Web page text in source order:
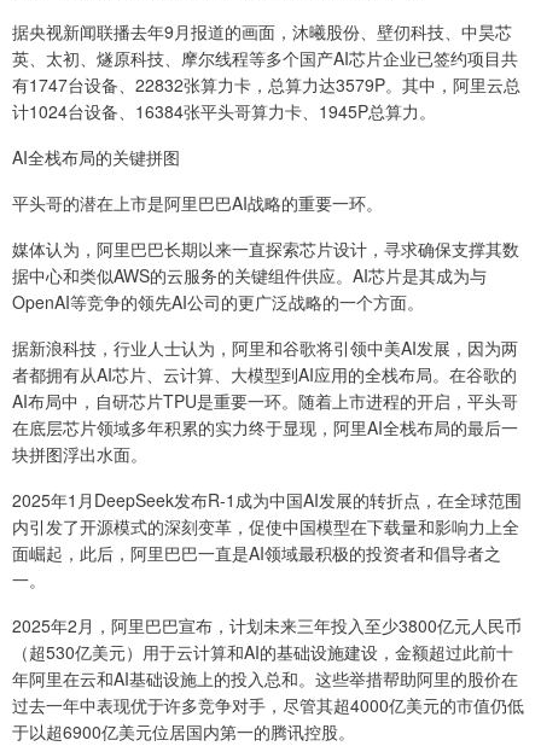
据央视新闻联播去年9月报道的画面，沐曦股份、壁仞科技、中昊芯
英、太初、燧原科技、摩尔线程等多个国产AI芯片企业已签约项目共
有1747台设备、22832张算力卡，总算力达3579P。其中，阿里云总
计1024台设备、16384张平头哥算力卡、1945P总算力。
AI全栈布局的关键拼图
平头哥的潜在上市是阿里巴巴AI战略的重要一环。
媒体认为，阿里巴巴长期以来一直探索芯片设计，寻求确保支撑其数
据中心和类似AWS的云服务的关键组件供应。AI芯片是其成为与
OpenAI等竞争的领先AI公司的更广泛战略的一个方面。
据新浪科技，行业人士认为，阿里和谷歌将引领中美AI发展，因为两
者都拥有从AI芯片、云计算、大模型到AI应用的全栈布局。在谷歌的
AI布局中，自研芯片TPU是重要一环。随着上市进程的开启，平头哥
在底层芯片领域多年积累的实力终于显现，阿里AI全栈布局的最后一
块拼图浮出水面。
2025年1月DeepSeek发布R-1成为中国AI发展的转折点，在全球范围
内引发了开源模式的深刻变革，促使中国模型在下载量和影响力上全
面崛起，此后，阿里巴巴一直是AI领域最积极的投资者和倡导者之
一。
2025年2月，阿里巴巴宣布，计划未来三年投入至少3800亿元人民币
（超530亿美元）用于云计算和AI的基础设施建设，金额超过此前十
年阿里在云和AI基础设施上的投入总和。这些举措帮助阿里的股价在
过去一年中表现优于许多竞争对手，尽管其超4000亿美元的市值仍低
于以超6900亿美元位居国内第一的腾讯控股。